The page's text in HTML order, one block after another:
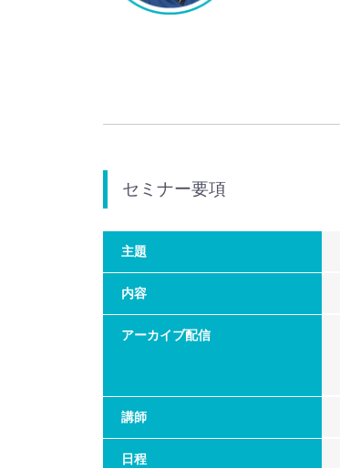
セミナー要項
主題
内容
アーカイブ配信
講師
日程